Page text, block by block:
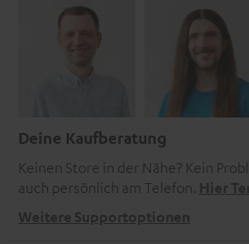
Deine Kaufberatung
Keinen Store in der Nähe? Kein
auch persönlich am Telefon. Hier
Weitere Supportoptionen